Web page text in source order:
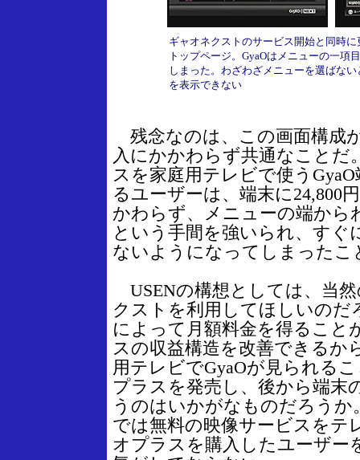
ギャオネクストのサービス開始と同時
トップページ。GyaOはメニューの一項
しまった。わざわざメニューを選ばな
を表示できない
残念なのは、この画面構成
入にかかわらず共通なことだ
スを家庭用テレビで使う
るユーザーは、端末に24,800
かわらず、メニューの端から
という手間を強いられ、すぐ
ないようになってしまったこ
USENの構想としては、当
クストを利用してほしいのだ
によって月額料金を得ること
スの収益構造を改善できるか
用テレビでGyaOが見られる
プラスを発売し、後から端末
うのはいかがなものだろうか
では無料の映像サービスをテ
オプラスを購入したユーザー